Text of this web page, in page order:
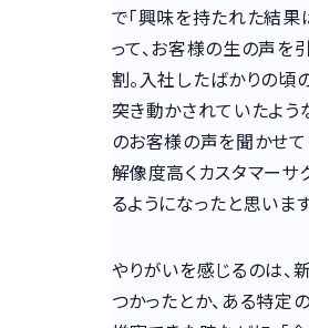
で「興味を持たれた結果
って、お客様の生の声を
割。入社したばかりの頃
突き動かされていたよう
のお客様の声を聞かせて
解像度高くカスタマーサ
るようになったと思います
やりがいを感じるのは、
つかったとか、ある特定